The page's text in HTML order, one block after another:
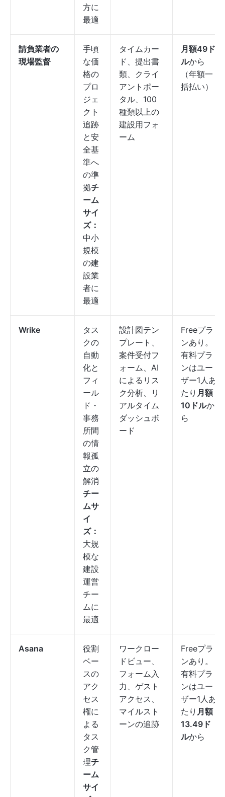
方に
最適
請負業者の
現場監督
手頃
な価
格の
プロ
ジェ
クト
追跡
と安
全基
準へ
の準
拠チ
ーム
サイ
ズ：
中小
規模
の建
設業
者に
最適
タイムカー
ド、提出書
類、クライ
アントポー
タル、100
種類以上の
建設用フォ
ーム
月額49ド
ルから
（年額一
括払い）
Wrike
タス
クの
自動
化と
フィ
ール
ド・
事務
所間
の情
報孤
立の
解消
チー
ムサ
イ
ズ：
大規
模な
建設
運営
チー
ムに
最適
設計図テン
プレート、
案件受付フ
ォーム、AI
によるリス
ク分析、リ
アルタイム
ダッシュボ
ード
Freeプラ
ンあり。
有料プラ
ンはユー
ザー1人あ
たり 月額
10ドルか
ら
Asana
役割
ベー
スの
アク
セス
権に
よる
タス
ク管
理チ
ーム
サイ
ワークロー
ドビュー、
フォーム入
力、ゲスト
アクセス、
マイルスト
ーンの追跡
Freeプラ
ンあり。
有料プラ
ンはユー
ザー1人あ
たり 月額
13.49ド
ルから